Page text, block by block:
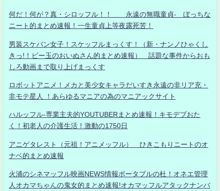
何だ！何が？真・シロッフル！！ 永遠の無職童貞- ぼっちな
ニート的まとめ速報！一生童貞上等夜露死苦！
男装スケバン女子！スケッフルまっくす！（新・ナンノひゃくし
きっ!！ビー玉のおいぬさん的まとめ速報） 話題な事件からおも
しろ動画まで取り上げまっくす
ロボットアニメ！メカと美少女キャラだいすき永遠の非リア充・
非モテ星人 ！あらゆるマニアの為のマニアックサイト
ハルッフル-専業主夫的YOUTUBERまとめ速報！キモデブおた
く！初老人の介護生活！激動の1750日
アニゲタレスト（元祖！アニメッフル） ひきこもりニートのオ
ナベ的まとめ速報
火浦のシネマッフル映画NEWS情報ポータブルの杜！オネエ管理
人オカマちゃんの鬼女的まとめ速報!オカマッフルアタックナンバ